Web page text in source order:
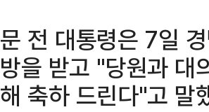
문 전 대통령은 7일
방을 받고 "당원과 대
해 축하 드린다"고 말